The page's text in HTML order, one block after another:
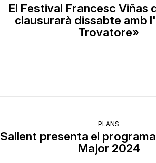
El Festival Francesc Viñas
clausurarà dissabte amb
Trovatore»
PLANS
Sallent presenta el
Major 2024